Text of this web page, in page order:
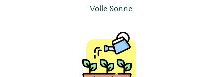
Volle Sonne